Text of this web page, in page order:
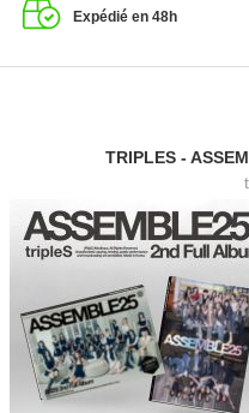
Expédié en 48h
TRIPLES -